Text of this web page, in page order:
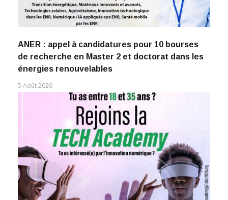
ANER : appel à candidatures pour 10 bourses
de recherche en Master 2 et doctorat dans les
énergies renouvelables
5 Août 2026